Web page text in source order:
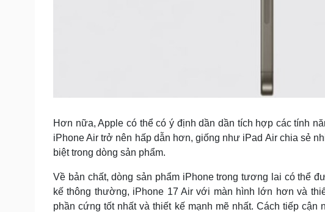
Hơn nữa, Apple có thể có ý định dần dần tích hợp các tính
iPhone Air trở nên hấp dẫn hơn, giống như iPad Air chia sẻ
biệt trong dòng sản phẩm.
Về bản chất, dòng sản phẩm iPhone trong tương lai có thể
kế thông thường, iPhone 17 Air với màn hình lớn hơn và
phần cứng tốt nhất và thiết kế mạnh mẽ nhất. Cách tiếp